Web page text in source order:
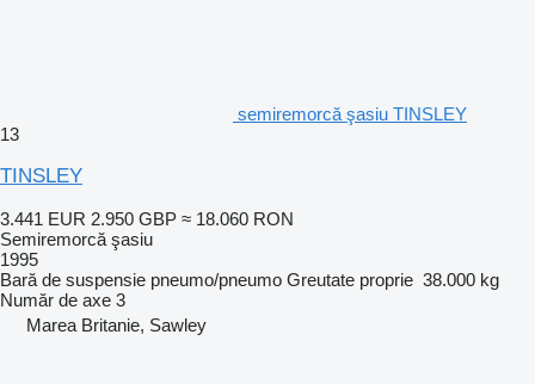
semiremorcă şasiu TINSLEY
13
TINSLEY
3.441 EUR 2.950 GBP ≈ 18.060 RON
Semiremorcă şasiu
1995
Bară de suspensie pneumo/pneumo Greutate proprie 38.000 kg
Număr de axe 3
Marea Britanie, Sawley